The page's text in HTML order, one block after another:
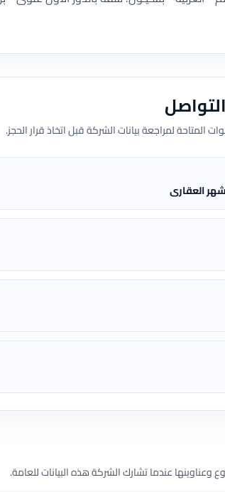
المتاحة لمراجعة بيانات الشركة قبل اتخاذ قرار الحجز.
العقارى
وعناوينها عندما تشارك الشركة هذه البيانات للعامة.